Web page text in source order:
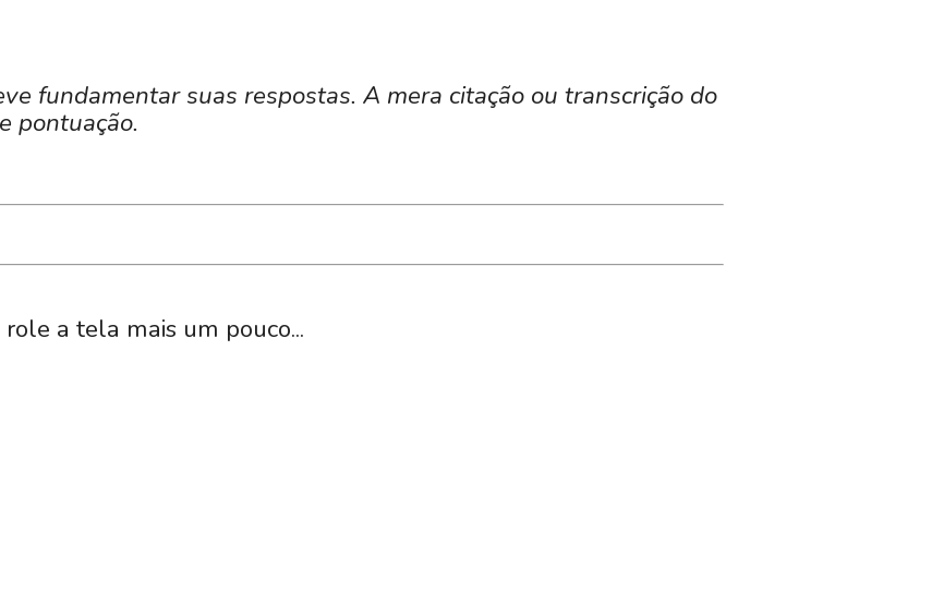
fundamentar suas respostas. A mera citação ou transcrição do
pontuação.
a tela mais um pouco...